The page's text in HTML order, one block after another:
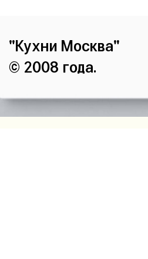
"Кухни Москва"
© 2008 года.